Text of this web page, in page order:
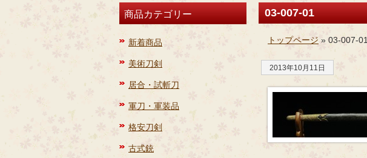
商品カテゴリー
新着商品
美術刀剣
居合・試斬刀
軍刀・軍装品
格安刀剣
古式銃
03-007-01
トップページ » 03-007-01
2013年10月11日